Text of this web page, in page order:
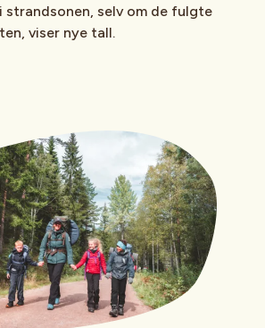
strandsonen, selv om de fulgte
viser nye tall.